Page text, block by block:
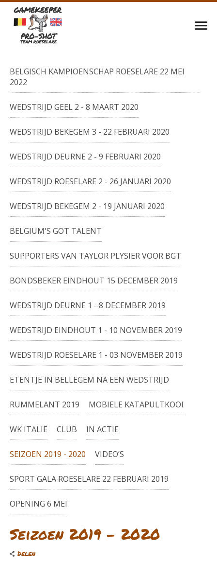
BELGISCH KAMPIOENSCHAP ROESELARE 22 MEI
2022
WEDSTRIJD GEEL 2 - 8 MAART 2020
WEDSTRIJD BEKEGEM 3 - 22 FEBRUARI 2020
WEDSTRIJD DEURNE 2 - 9 FEBRUARI 2020
WEDSTRIJD ROESELARE 2 - 26 JANUARI 2020
WEDSTRIJD BEKEGEM 2 - 19 JANUARI 2020
BELGIUM'S GOT TALENT
SUPPORTERS VAN TAYLOR PLYSIER VOOR BGT
BONDSBEKER EINDHOUT 15 DECEMBER 2019
WEDSTRIJD DEURNE 1 - 8 DECEMBER 2019
WEDSTRIJD EINDHOUT 1 - 10 NOVEMBER 2019
WEDSTRIJD ROESELARE 1 - 03 NOVEMBER 2019
ETENTJE IN BELLEGEM NA EEN WEDSTRIJD
RUMMELANT 2019 MOBIELE KATAPULTKOOI
WK ITALIË CLUB IN ACTIE
SEIZOEN 2019 - 2020 VIDEO’S
SPORT GALA ROESELARE 22 FEBRUARI 2019
OPENING 6 MEI
Seizoen 2019 - 2020
Delen